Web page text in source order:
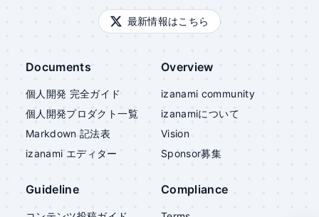
最新情報はこちら
Documents
個人開発 完全ガイド
個人開発プロダクト一覧
Markdown 記法表
izanami エディター
Overview
izanami community
izanamiについて
Vision
Sponsor募集
Guideline Compliance